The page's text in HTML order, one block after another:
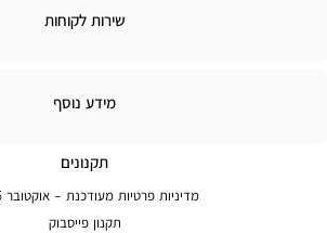
שירות לקוחות
מידע
מידע נוסף
תקנונים
מדיניות פרטיות מעודכנת – אוקטובר 2025
תקנון פייסבוק